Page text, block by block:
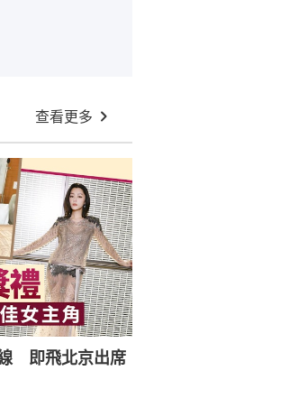
查看更多
即飛北京出席